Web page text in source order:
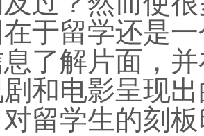
于留学还是
了解片面，
和电影呈现
留学生的刻